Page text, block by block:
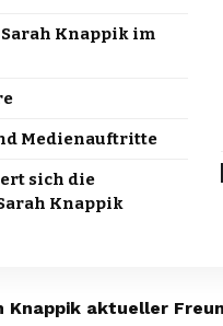
Knappik im
Medienauftritte
sich die
Knappik
Knappik aktueller